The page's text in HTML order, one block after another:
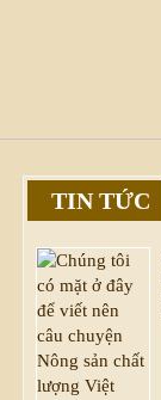
TIN TỨC